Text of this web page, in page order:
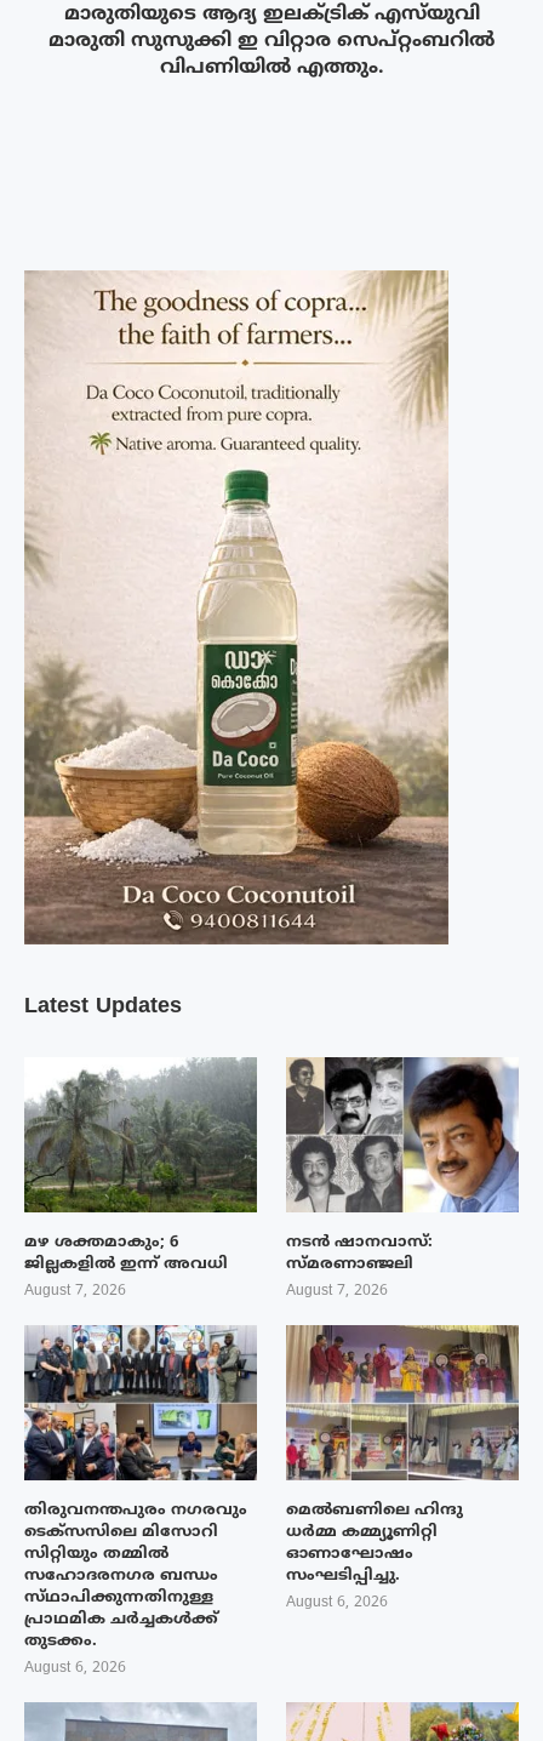
മാരുതിയുടെ ആദ്യ ഇലക്‌ട്രിക് എസ്‌യുവി
മാരുതി സുസുക്കി ഇ വിറ്റാര സെപ്റ്റംബറിൽ
വിപണിയിൽ എത്തും.
Latest Updates
മഴ ശക്തമാകും; 6
ജില്ലകളിൽ ഇന്ന് അവധി
August 7, 2026
നടൻ ഷാനവാസ്:
സ്മരണാഞ്ജലി
August 7, 2026
തിരുവനന്തപുരം നഗരവും
ടെക്‌സസിലെ മിസോറി
സിറ്റിയും തമ്മിൽ
സഹോദരനഗര ബന്ധം
സ്‌ഥാപിക്കുന്നതിനുള്ള
പ്രാഥമിക ചർച്ചകൾക്ക്
തുടക്കം.
August 6, 2026
മെൽബണിലെ ഹിന്ദു
ധർമ്മ കമ്മ്യൂണിറ്റി
ഓണാഘോഷം
സംഘടിപ്പിച്ചു.
August 6, 2026